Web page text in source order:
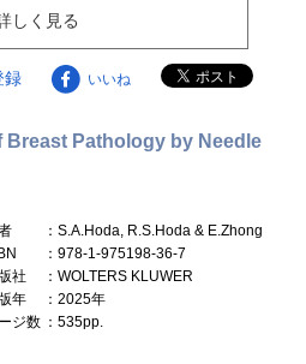
しく見る
録 いいね
Pathology by Needle
：S.A.Hoda, R.S.Hoda & E.Zhong
：978-1-975198-36-7
社
：WOLTERS KLUWER
年
：2025年
ジ数 ：535pp.